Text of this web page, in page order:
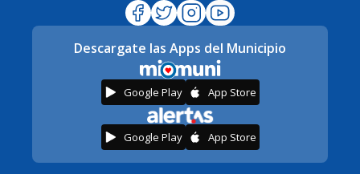
Descargate las Apps del Municipio
Google Play App Store
Google Play App Store